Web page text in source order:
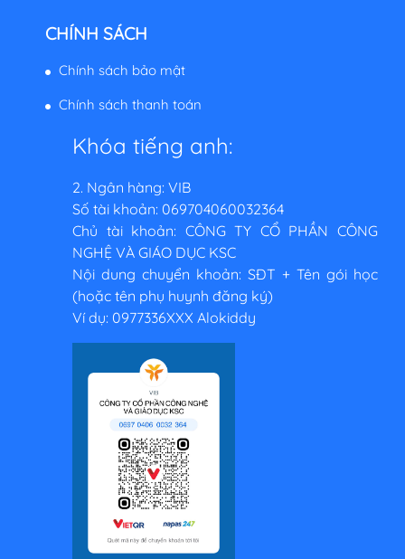
CHÍNH SÁCH
Chính sách bảo mật
Chính sách thanh toán
Khóa tiếng anh:
2. Ngân hàng: VIB
Số tài khoản: 069704060032364
Chủ tài khoản: CÔNG TY CỔ PHẦN CÔNG
NGHỆ VÀ GIÁO DỤC KSC
Nội dung chuyển khoản: SĐT + Tên gói học
(hoặc tên phụ huynh đăng ký)
Ví dụ: 0977336XXX Alokiddy